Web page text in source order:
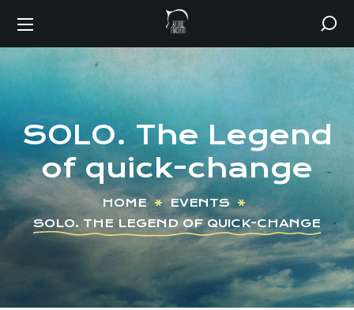
SOLO. The Legend
of quick-change
HOME
EVENTS
SOLO. THE LEGEND OF QUICK-CHANGE